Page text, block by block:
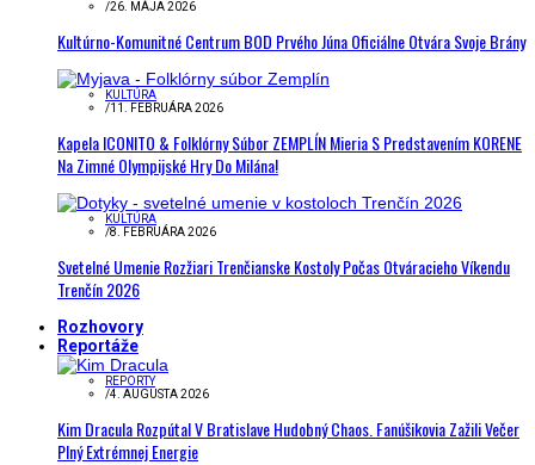
/26. MÁJA 2026
Kultúrno-Komunitné Centrum BOD Prvého Júna Oficiálne Otvára Svoje Brány
KULTÚRA
/11. FEBRUÁRA 2026
Kapela ICONITO & Folklórny Súbor ZEMPLÍN Mieria S Predstavením KORENE
Na Zimné Olympijské Hry Do Milána!
KULTÚRA
/8. FEBRUÁRA 2026
Svetelné Umenie Rozžiari Trenčianske Kostoly Počas Otváracieho Víkendu
Trenčín 2026
Rozhovory
Reportáže
REPORTY
/4. AUGUSTA 2026
Kim Dracula Rozpútal V Bratislave Hudobný Chaos. Fanúšikovia Zažili Večer
Plný Extrémnej Energie